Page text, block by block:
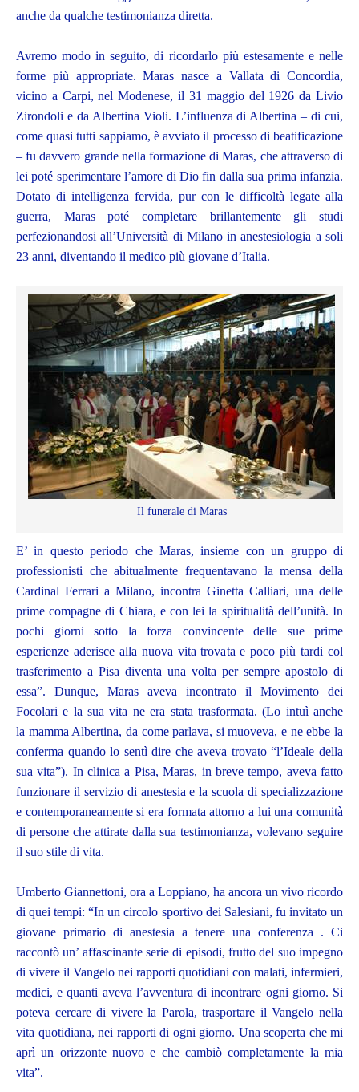
anche da qualche testimonianza diretta.
Avremo modo in seguito, di ricordarlo più estesamente e nelle
forme più appropriate. Maras nasce a Vallata di Concordia,
vicino a Carpi, nel Modenese, il 31 maggio del 1926 da Livio
Zirondoli e da Albertina Violi. L’influenza di Albertina – di cui,
come quasi tutti sappiamo, è avviato il processo di beatificazione
– fu davvero grande nella formazione di Maras, che attraverso di
lei poté sperimentare l’amore di Dio fin dalla sua prima infanzia.
Dotato di intelligenza fervida, pur con le difficoltà legate alla
guerra, Maras poté completare brillantemente gli studi
perfezionandosi all’Università di Milano in anestesiologia a soli
23 anni, diventando il medico più giovane d’Italia.
Il funerale di Maras
E’ in questo periodo che Maras, insieme con un gruppo di
professionisti che abitualmente frequentavano la mensa della
Cardinal Ferrari a Milano, incontra Ginetta Calliari, una delle
prime compagne di Chiara, e con lei la spiritualità dell’unità. In
pochi giorni sotto la forza convincente delle sue prime
esperienze aderisce alla nuova vita trovata e poco più tardi col
trasferimento a Pisa diventa una volta per sempre apostolo di
essa”. Dunque, Maras aveva incontrato il Movimento dei
Focolari e la sua vita ne era stata trasformata. (Lo intuì anche
la mamma Albertina, da come parlava, si muoveva, e ne ebbe la
conferma quando lo sentì dire che aveva trovato “l’Ideale della
sua vita”). In clinica a Pisa, Maras, in breve tempo, aveva fatto
funzionare il servizio di anestesia e la scuola di specializzazione
e contemporaneamente si era formata attorno a lui una comunità
di persone che attirate dalla sua testimonianza, volevano seguire
il suo stile di vita.
Umberto Giannettoni, ora a Loppiano, ha ancora un vivo ricordo
di quei tempi: “In un circolo sportivo dei Salesiani, fu invitato un
giovane primario di anestesia a tenere una conferenza . Ci
raccontò un’ affascinante serie di episodi, frutto del suo impegno
di vivere il Vangelo nei rapporti quotidiani con malati, infermieri,
medici, e quanti aveva l’avventura di incontrare ogni giorno. Si
poteva cercare di vivere la Parola, trasportare il Vangelo nella
vita quotidiana, nei rapporti di ogni giorno. Una scoperta che mi
aprì un orizzonte nuovo e che cambiò completamente la mia
vita”.